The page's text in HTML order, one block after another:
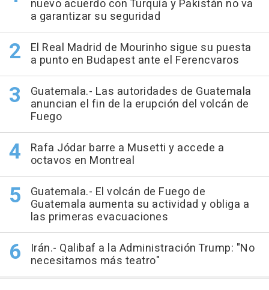
nuevo acuerdo con Turquía y Pakistán no va
a garantizar su seguridad
El Real Madrid de Mourinho sigue su puesta
a punto en Budapest ante el Ferencvaros
Guatemala.- Las autoridades de Guatemala
anuncian el fin de la erupción del volcán de
Fuego
Rafa Jódar barre a Musetti y accede a
octavos en Montreal
Guatemala.- El volcán de Fuego de
Guatemala aumenta su actividad y obliga a
las primeras evacuaciones
Irán.- Qalibaf a la Administración Trump: "No
necesitamos más teatro"